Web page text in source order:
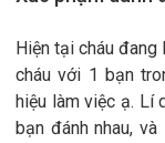
Hiện tại cháu
cháu với 1 bạn
hiệu làm việc ạ. Lí
bạn đánh nhau,